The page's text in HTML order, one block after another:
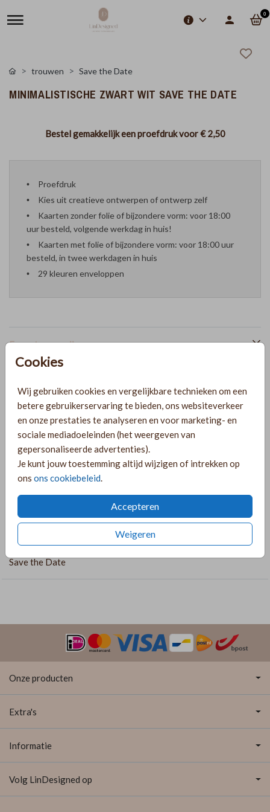
0
Cookies
Wij gebruiken cookies en vergelijkbare technieken om een
betere gebruikerservaring te bieden, ons websiteverkeer
en onze prestaties te analyseren en voor marketing- en
sociale mediadoeleinden (het weergeven van
gepersonaliseerde advertenties).
Je kunt jouw toestemming altijd wijzigen of intrekken op
ons ons cookiebeleid
Accepteren
Weigeren
trouwen Save the Date
MINIMALISTISCHE ZWART WIT SAVE THE DATE
Bestel gemakkelijk een proefdruk voor€ 2,50
Proefdruk
Kies uit creatieve ontwerpen of ontwerp zelf
Kaarten zonder folie of bijzondere vorm: voor 18:00
uur besteld, volgende werkdag in huis!
Kaarten met folie of bijzondere vorm: voor 18:00 uur
besteld, in twee werkdagen in huis
29 kleuren enveloppen
Formaten en prijzen
PRODUCTINFORMATIE
OMSCHRIJVING
Wil je je gasten een stijlvolle en minimalistische 'save the
date' sturen? Kies dan voor deze minimalistische kaart met
sierlijke letters. De kaart is eenvoudig, maar stijlvol en past
perfect bij een klassieke of moderne bruiloft. Pas de kaart
geheel naar wens aan in de editor!
COLLECTIE
Save the Date
Onze producten
Extra's
Informatie
Volg LinDesigned op